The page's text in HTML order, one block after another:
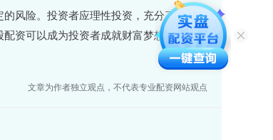
风险。投资者应理性投资，充分了解配资
资可以成为投资者成就财富梦想的助力
文章为作者独立观点，不代表专业配资网站观点